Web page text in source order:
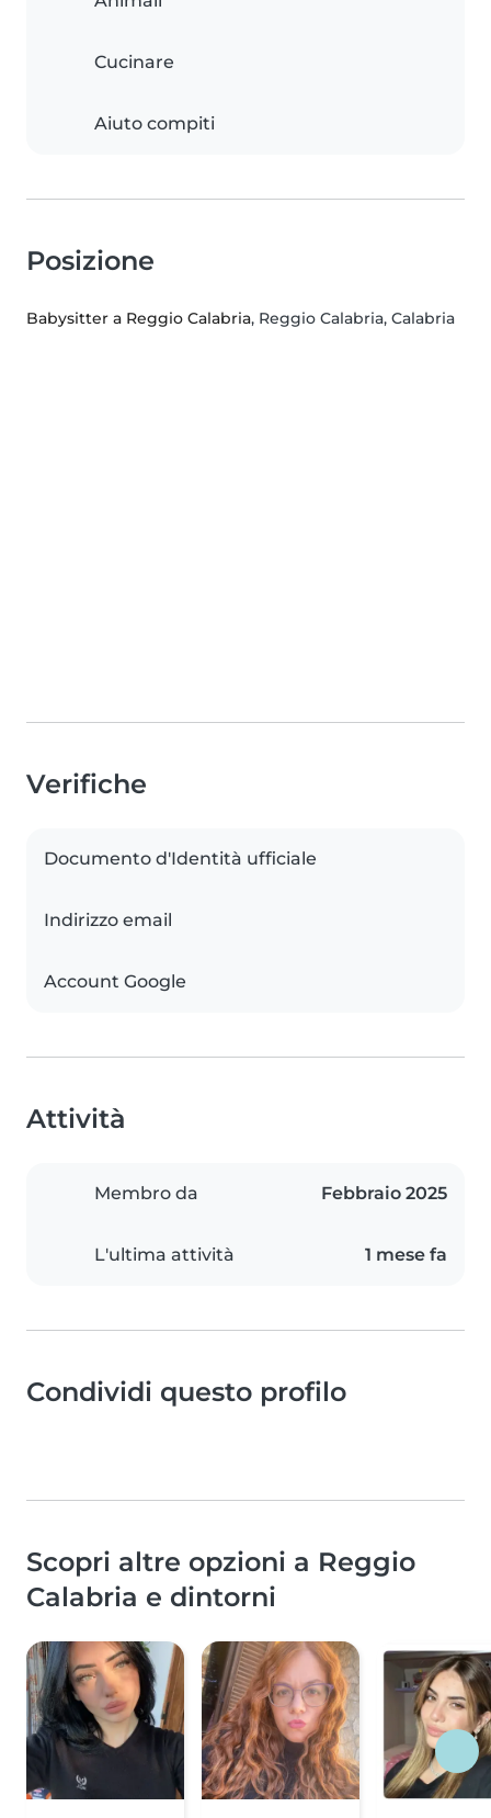
Cucinare
Aiuto compiti
Posizione
Babysitter a Reggio Calabria, Reggio Calabria, Calabria
Verifiche
Documento d'Identità ufficiale
Indirizzo email
Account Google
Attività
Membro da Febbraio 2025
L'ultima attività 1 mese fa
Condividi questo profilo
Scopri altre opzioni a Reggio
Calabria e dintorni